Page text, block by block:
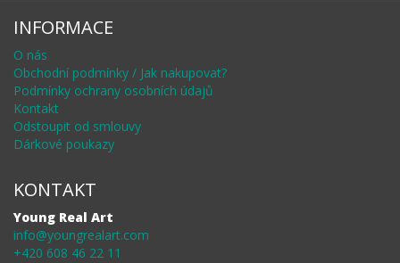
INFORMACE
O nás
Obchodní podmínky / Jak nakupovat?
Podmínky ochrany osobních údajů
Kontakt
Odstoupit od smlouvy
Dárkové poukazy
KONTAKT
Young Real Art
info@youngrealart.com
+420 608 46 22 11